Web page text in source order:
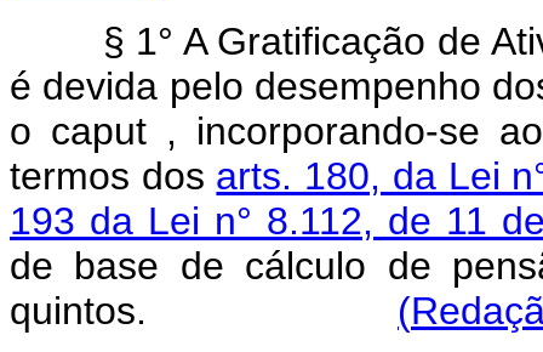
§ 1° A Gratificação de
é devida pelo desempenho
o caput , incorporando-se
termos dos arts. 180, da Lei
193 da Lei n° 8.112, de 11
de base de cálculo de
quintos. (